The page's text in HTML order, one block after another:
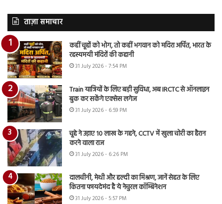
ताज़ा समाचार
कहीं चूहों को भोग, तो कहीं भगवान को मदिरा अर्पित, भारत के
रहस्यमयी मंदिरों की कहानी
31 July 2026 - 7:54 PM
Train यात्रियों के लिए बड़ी सुविधा, अब IRCTC से ऑनलाइन
बुक कर सकेंगे एक्सेस लगेज
31 July 2026 - 6:59 PM
चूहे ने उड़ाए 10 लाख के गहने, CCTV में खुला चोरी का हैरान
करने वाला राज
31 July 2026 - 6:26 PM
दालचीनी, मेथी और हल्दी का मिश्रण, जानें सेहत के लिए
कितना फायदेमंद है ये नेचुरल कॉम्बिनेशन
31 July 2026 - 5:57 PM